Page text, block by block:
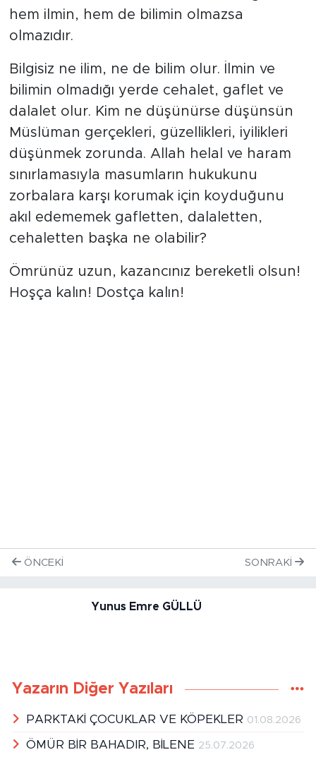
safhasına kazandırılması bilimdir. Bilgi ise
hem ilmin, hem de bilimin olmazsa
Bilgisiz ne ilim, ne de bilim olur. İlmin ve
bilimin olmadığı yerde cehalet, gaflet ve
dalalet olur. Kim ne düşünürse düşünsün
Müslüman gerçekleri, güzellikleri, iyilikleri
düşünmek zorunda. Allah helal ve haram
sınırlamasıyla masumların hukukunu
zorbalara karşı korumak için koyduğunu
akıl edememek gafletten, dalaletten,
Ömrünüz uzun, kazancınız bereketli olsun!
PARKTAKİ ÇOCUKLAR VE KÖPEKLER01.08.2026